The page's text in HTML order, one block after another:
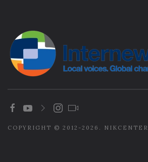
COPYRIGHT © 2012-2026. NIKCENTER